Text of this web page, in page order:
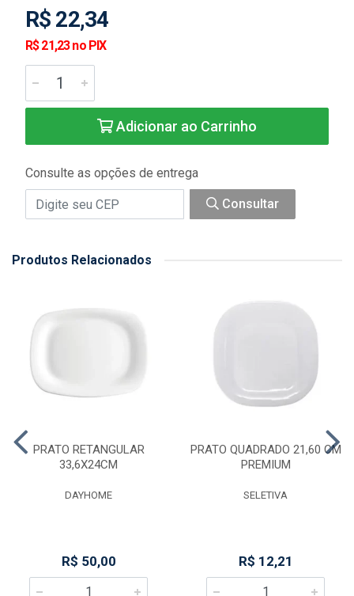
R$ 22,34
R$ 21,23 no PIX
Adicionar ao Carrinho
Consulte as opções de entrega
Consultar
Produtos Relacionados
PRATO RETANGULAR
33,6X24CM
DAYHOME
R$ 50,00
PRATO QUADRADO 21,60 CM
PREMIUM
SELETIVA
R$ 12,21